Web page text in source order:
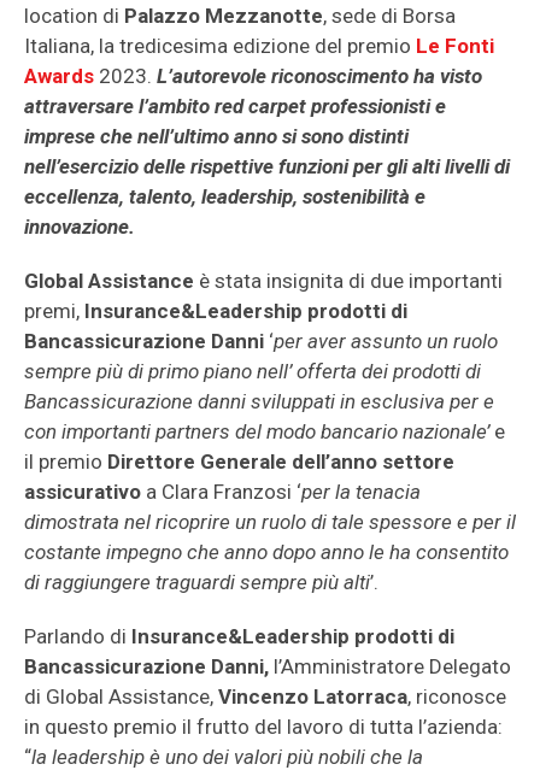
location di Palazzo Mezzanotte, sede di Borsa
Italiana, la tredicesima edizione del premio Le Fonti
Awards 2023. L’autorevole riconoscimento ha visto
attraversare l’ambito red carpet professionisti e
imprese che nell’ultimo anno si sono distinti
nell’esercizio delle rispettive funzioni per gli alti livelli di
eccellenza, talento, leadership, sostenibilità e
innovazione.
Global Assistance è stata insignita di due importanti
premi, Insurance&Leadership prodotti di
Bancassicurazione Danni ‘per aver assunto un ruolo
sempre più di primo piano nell’ offerta dei prodotti di
Bancassicurazione danni sviluppati in esclusiva per e
con importanti partners del modo bancario nazionale’e
il premio Direttore Generale dell’anno settore
assicurativo a Clara Franzosi ‘per la tenacia
dimostrata nel ricoprire un ruolo di tale spessore e per il
costante impegno che anno dopo anno le ha consentito
di raggiungere traguardi sempre più alti’.
Parlando di Insurance&Leadership prodotti di
Bancassicurazione Danni, l’Amministratore Delegato
di Global Assistance, Vincenzo Latorraca, riconosce
in questo premio il frutto del lavoro di tutta l’azienda:
“la leadership è uno dei valori più nobili che la